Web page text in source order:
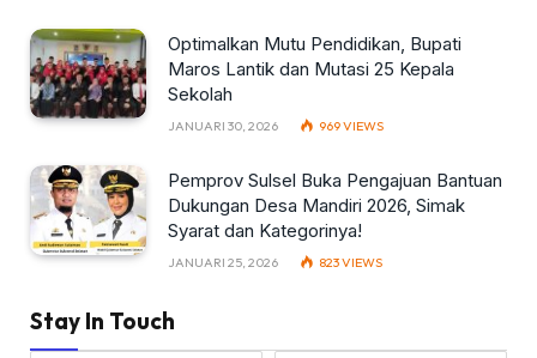
Optimalkan Mutu Pendidikan, Bupati
Maros Lantik dan Mutasi 25 Kepala
Sekolah
JANUARI 30, 2026 969VIEWS
Pemprov Sulsel Buka Pengajuan Bantuan
Dukungan Desa Mandiri 2026, Simak
Syarat dan Kategorinya!
JANUARI 25, 2026 823VIEWS
Stay In Touch